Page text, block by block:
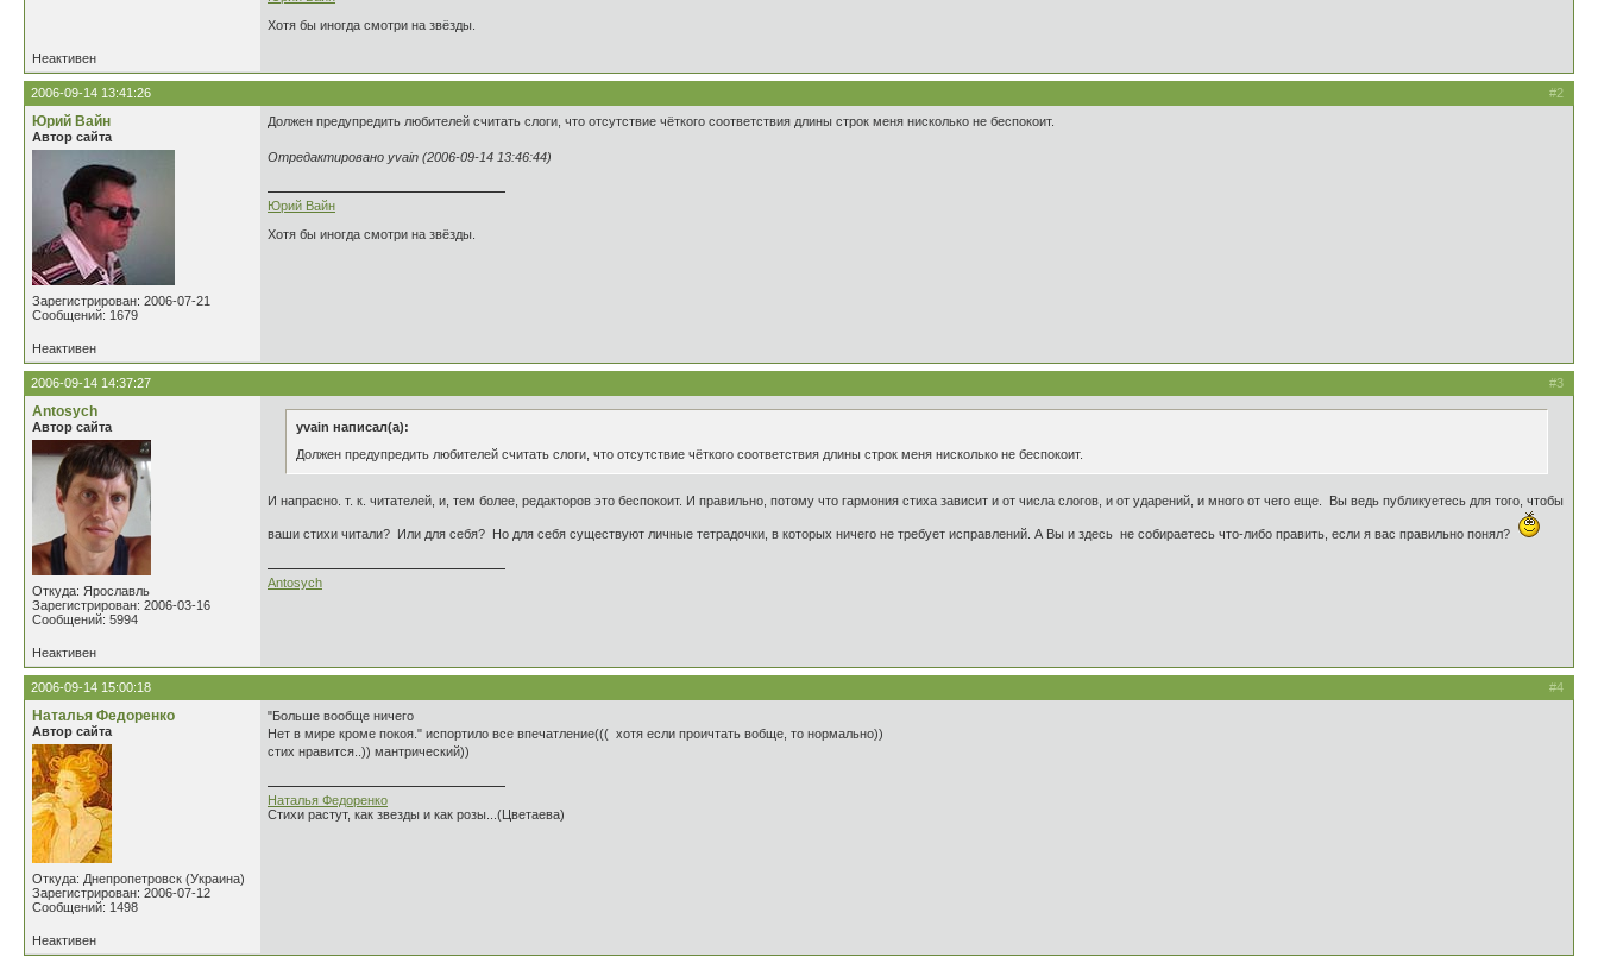
Хотя бы иногда смотри на звёзды.
Неактивен
#2
2006-09-14 13:41:26
Юрий Вайн
Автор сайта
Зарегистрирован: 2006-07-21
Сообщений: 1679
Должен предупредить любителей считать слоги, что отсутствие чёткого соответствия длины строк меня нисколько не беспокоит.
Отредактировано yvain (2006-09-14 13:46:44)
Юрий Вайн
Хотя бы иногда смотри на звёзды.
Неактивен
#3
2006-09-14 14:37:27
Antosych
Автор сайта
Откуда: Ярославль
Зарегистрирован: 2006-03-16
Сообщений: 5994
yvain написал(а):
Должен предупредить любителей считать слоги, что отсутствие чёткого соответствия длины строк меня нисколько не беспокоит.
И напрасно. т. к. читателей, и, тем более, редакторов это беспокоит. И правильно, потому что гармония стиха зависит и от числа слогов, и от ударений, и много от чего еще. Вы ведь публикуетесь для того, чтобы
ваши стихи читали? Или для себя? Но для себя существуют личные тетрадочки, в которых ничего не требует исправлений. А Вы и здесь не собираетесь что-либо править, если я вас правильно понял?
Antosych
Неактивен
#4
2006-09-14 15:00:18
Наталья Федоренко
Автор сайта
Откуда: Днепропетровск (Украина)
Зарегистрирован: 2006-07-12
Сообщений: 1498
"Больше вообще ничего
Нет в мире кроме покоя." испортило все впечатление((( хотя если проичтать вобще, то нормально))
стих нравится..)) мантрический))
Наталья Федоренко
Стихи растут, как звезды и как розы...(Цветаева)
Неактивен